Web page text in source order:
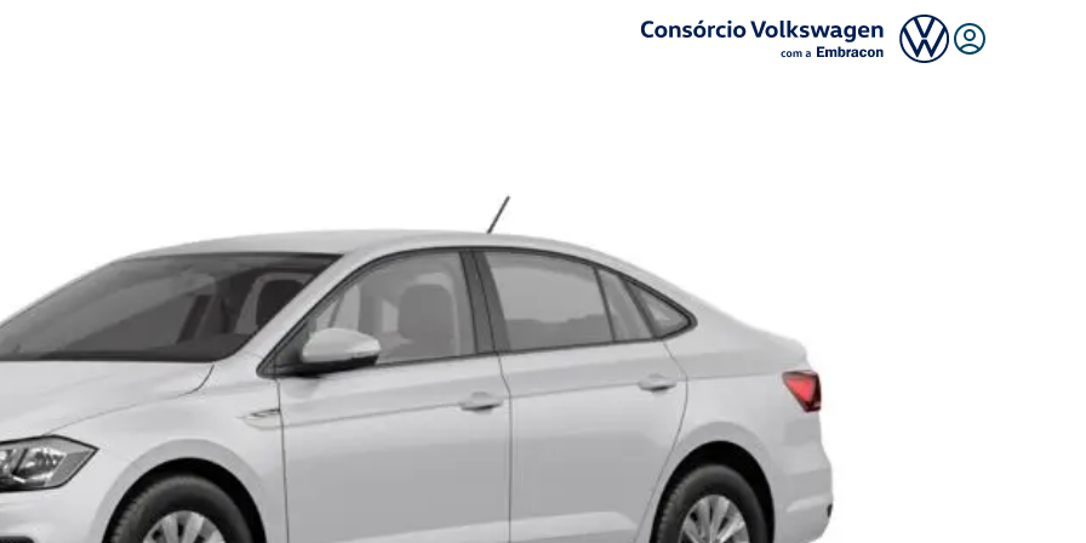
Logo Consórcio Volkswagen com a Embracon